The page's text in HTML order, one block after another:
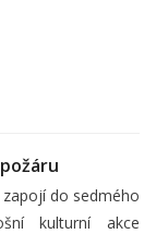
do sedmého
kulturní akce